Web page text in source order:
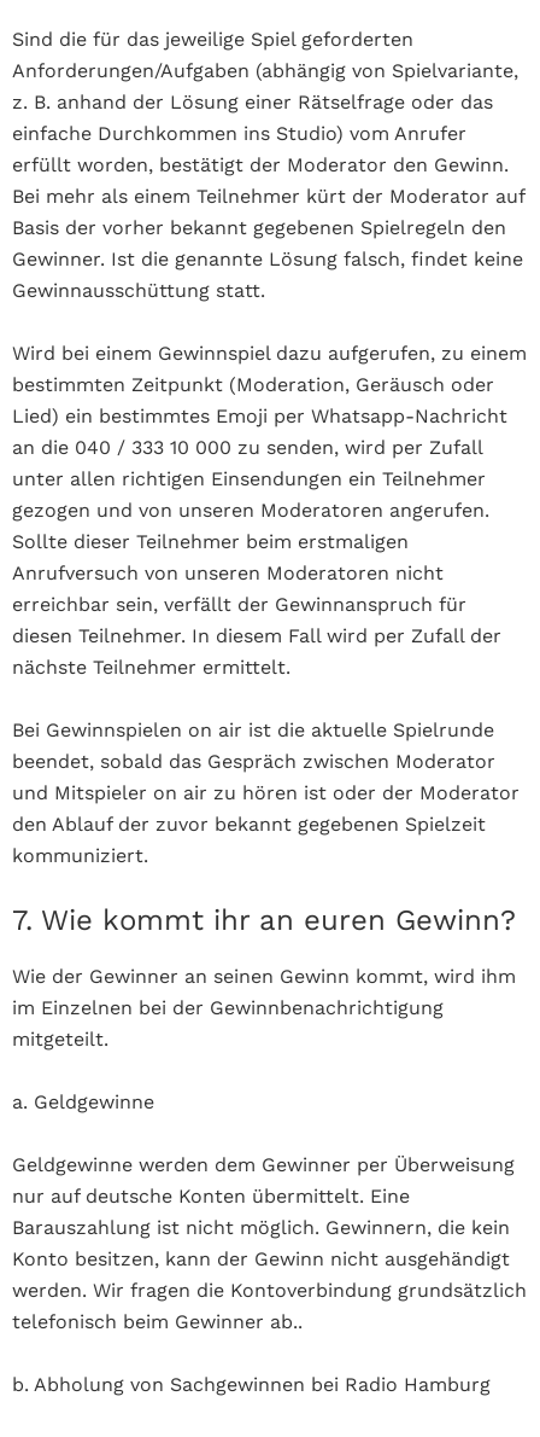
Sind die für das jeweilige Spiel geforderten
Anforderungen/Aufgaben (abhängig von Spielvariante,
z. B. anhand der Lösung einer Rätselfrage oder das
einfache Durchkommen ins Studio) vom Anrufer
erfüllt worden, bestätigt der Moderator den Gewinn.
Bei mehr als einem Teilnehmer kürt der Moderator auf
Basis der vorher bekannt gegebenen Spielregeln den
Gewinner. Ist die genannte Lösung falsch, findet keine
Gewinnausschüttung statt.
Wird bei einem Gewinnspiel dazu aufgerufen, zu einem
bestimmten Zeitpunkt (Moderation, Geräusch oder
Lied) ein bestimmtes Emoji per Whatsapp-Nachricht
an die 040 / 333 10 000 zu senden, wird per Zufall
unter allen richtigen Einsendungen ein Teilnehmer
gezogen und von unseren Moderatoren angerufen.
Sollte dieser Teilnehmer beim erstmaligen
Anrufversuch von unseren Moderatoren nicht
erreichbar sein, verfällt der Gewinnanspruch für
diesen Teilnehmer. In diesem Fall wird per Zufall der
nächste Teilnehmer ermittelt.
Bei Gewinnspielen on air ist die aktuelle Spielrunde
beendet, sobald das Gespräch zwischen Moderator
und Mitspieler on air zu hören ist oder der Moderator
den Ablauf der zuvor bekannt gegebenen Spielzeit
kommuniziert.
7. Wie kommt ihr an euren Gewinn?
Wie der Gewinner an seinen Gewinn kommt, wird ihm
im Einzelnen bei der Gewinnbenachrichtigung
mitgeteilt.
a. Geldgewinne
Geldgewinne werden dem Gewinner per Überweisung
nur auf deutsche Konten übermittelt. Eine
Barauszahlung ist nicht möglich. Gewinnern, die kein
Konto besitzen, kann der Gewinn nicht ausgehändigt
werden. Wir fragen die Kontoverbindung grundsätzlich
telefonisch beim Gewinner ab..
b. Abholung von Sachgewinnen bei Radio Hamburg